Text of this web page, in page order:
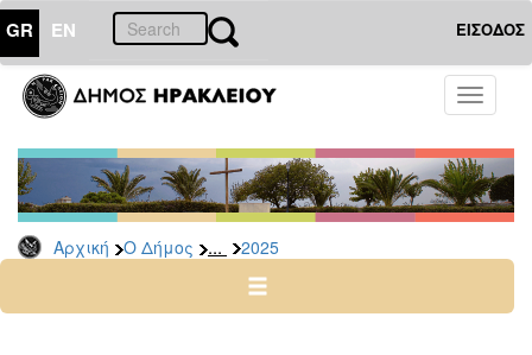
GR EN ΕΙΣΟΔΟΣ
Toggle
Αρχική Ο Δήμος ... 2025
ΔΗΜΟΣ
Δελτία
Τύπου
Αρχείο
2026
2024